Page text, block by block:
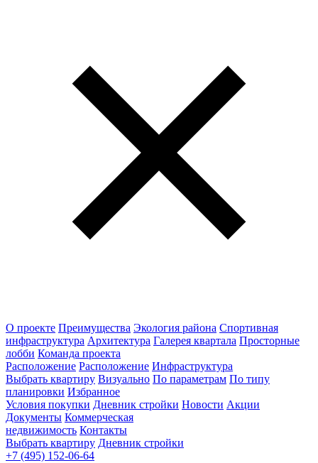
О проекте Преимущества Экология района Спортивная
инфраструктура Архитектура Галерея квартала Просторные
лобби Команда проекта
Расположение Расположение Инфраструктура
Выбрать квартиру Визуально По параметрам По типу
планировки Избранное
Условия покупки Дневник стройки Новости Акции
Документы Коммерческая
недвижимость Контакты
Выбрать квартиру Дневник стройки
+7 (495) 152-06-64